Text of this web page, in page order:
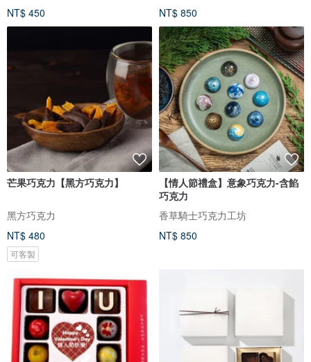
NT$ 450
NT$ 850
芒果巧克力【黑方巧克力】
黑方巧克力
NT$ 480
可客製
【情人節禮盒】意象巧克力-含餡
巧克力
香草騎士巧克力工坊
NT$ 850